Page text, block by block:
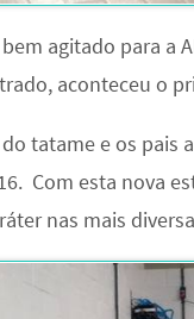
agitado para a
aconteceu o
tatame e os
Com esta nova
nas mais